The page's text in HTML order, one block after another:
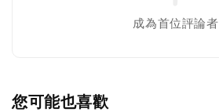
成為首位評論者
您可能也喜歡